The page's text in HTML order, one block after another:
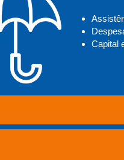
Capital